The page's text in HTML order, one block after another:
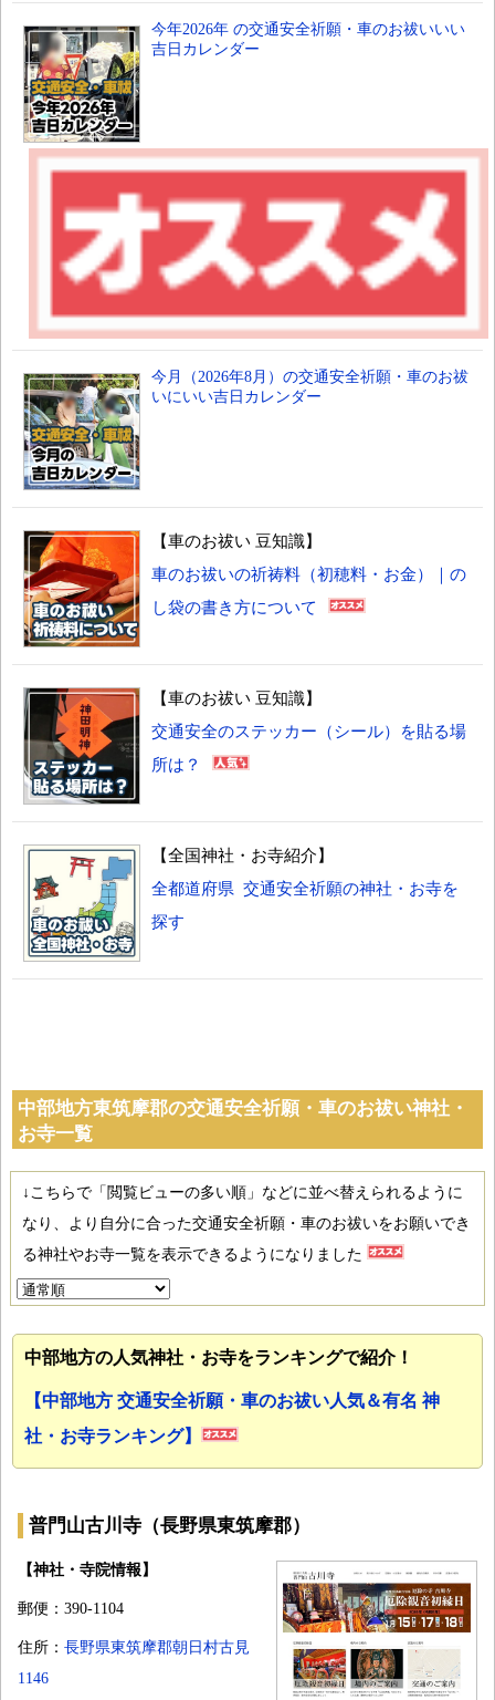
今年2026年 の交通安全祈願・車のお祓いいい
吉日カレンダー
今月（2026年8月）の交通安全祈願・車のお祓
いにいい吉日カレンダー
【車のお祓い 豆知識】
車のお祓いの祈祷料（初穂料・お金）｜の
し袋の書き方について
【車のお祓い 豆知識】
交通安全のステッカー（シール）を貼る場
所は？
【全国神社・お寺紹介】
全都道府県 交通安全祈願の神社・お寺を
探す
中部地方東筑摩郡の交通安全祈願・車のお祓い神社・
お寺一覧
↓こちらで「閲覧ビューの多い順」などに並べ替えられるように
なり、より自分に合った交通安全祈願・車のお祓いをお願いでき
る神社やお寺一覧を表示できるようになりました
中部地方の人気神社・お寺をランキングで紹介！
【中部地方 交通安全祈願・車のお祓い人気＆有名 神
社・お寺ランキング】
普門山古川寺（長野県東筑摩郡）
【神社・寺院情報】
郵便：390-1104
住所： 長野県東筑摩郡朝日村古見
1146